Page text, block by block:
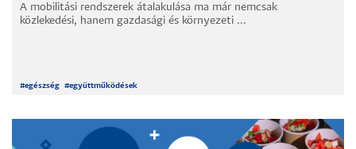
A mobilitási rendszerek átalakulása ma már nemcsak
közlekedési, hanem gazdasági és környezeti ...
#egészség #együttműködések